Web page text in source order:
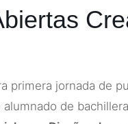
primera jornada de
de